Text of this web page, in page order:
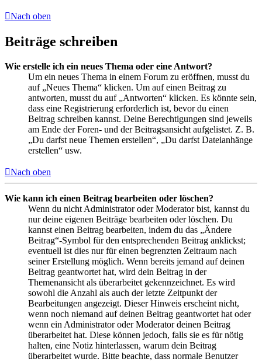
Nach oben
Beiträge schreiben
Wie erstelle ich ein neues Thema oder eine Antwort?
Um ein neues Thema in einem Forum zu eröffnen, musst du
auf „Neues Thema“ klicken. Um auf einen Beitrag zu
antworten, musst du auf „Antworten“ klicken. Es könnte sein,
dass eine Registrierung erforderlich ist, bevor du einen
Beitrag schreiben kannst. Deine Berechtigungen sind jeweils
am Ende der Foren- und der Beitragsansicht aufgelistet. Z. B.
„Du darfst neue Themen erstellen“, „Du darfst Dateianhänge
erstellen“ usw.
Nach oben
Wie kann ich einen Beitrag bearbeiten oder löschen?
Wenn du nicht Administrator oder Moderator bist, kannst du
nur deine eigenen Beiträge bearbeiten oder löschen. Du
kannst einen Beitrag bearbeiten, indem du das „Ändere
Beitrag“-Symbol für den entsprechenden Beitrag anklickst;
eventuell ist dies nur für einen begrenzten Zeitraum nach
seiner Erstellung möglich. Wenn bereits jemand auf deinen
Beitrag geantwortet hat, wird dein Beitrag in der
Themenansicht als überarbeitet gekennzeichnet. Es wird
sowohl die Anzahl als auch der letzte Zeitpunkt der
Bearbeitungen angezeigt. Dieser Hinweis erscheint nicht,
wenn noch niemand auf deinen Beitrag geantwortet hat oder
wenn ein Administrator oder Moderator deinen Beitrag
überarbeitet hat. Diese können jedoch, falls sie es für nötig
halten, eine Notiz hinterlassen, warum dein Beitrag
überarbeitet wurde. Bitte beachte, dass normale Benutzer